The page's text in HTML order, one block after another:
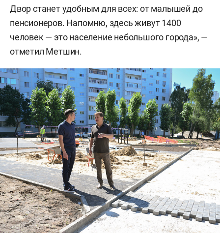
Двор станет удобным для всех: от малышей до
пенсионеров. Напомню, здесь живут 1400
человек — это население небольшого города», —
отметил Метшин.